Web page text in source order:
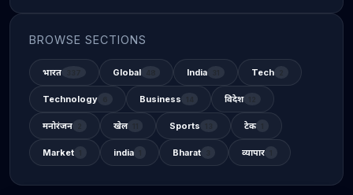
BROWSE SECTIONS
भारत Global India Tech
Technology Business विदेश
मनोरंजन खेल Sports टेक
Market india Bharat व्यापार